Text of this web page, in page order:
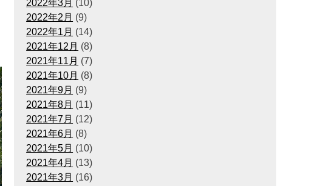
2022年3月 (10)
2022年2月 (9)
2022年1月 (14)
2021年12月 (8)
2021年11月 (7)
2021年10月 (8)
2021年9月 (9)
2021年8月 (11)
2021年7月 (12)
2021年6月 (8)
2021年5月 (10)
2021年4月 (13)
2021年3月 (16)